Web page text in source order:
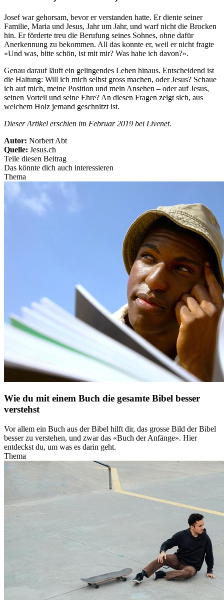
Josef war gehorsam, bevor er verstanden hatte. Er diente seiner
Familie, Maria und Jesus, Jahr um Jahr, und warf nicht die Brocken
hin. Er förderte treu die Berufung seines Sohnes, ohne dafür
Anerkennung zu bekommen. All das konnte er, weil er nicht fragte
«Und was, bitte schön, ist mit mir? Was habe ich davon?».
Genau darauf läuft ein gelingendes Leben hinaus. Entscheidend ist
die Haltung: Will ich mich selbst gross machen, oder Jesus? Schaue
ich auf mich, meine Position und mein Ansehen – oder auf Jesus,
seinen Vorteil und seine Ehre? An diesen Fragen zeigt sich, aus
welchem Holz jemand geschnitzt ist.
Dieser Artikel erschien im Februar 2019 bei Livenet.
Autor: Norbert Abt
Quelle: Jesus.ch
Teile diesen Beitrag
Das könnte dich auch interessieren
Thema
Wie du mit einem Buch die gesamte Bibel besser
verstehst
Vor allem ein Buch aus der Bibel hilft dir, das grosse Bild der Bibel
besser zu verstehen, und zwar das «Buch der Anfänge». Hier
entdeckst du, um was es darin geht.
Thema